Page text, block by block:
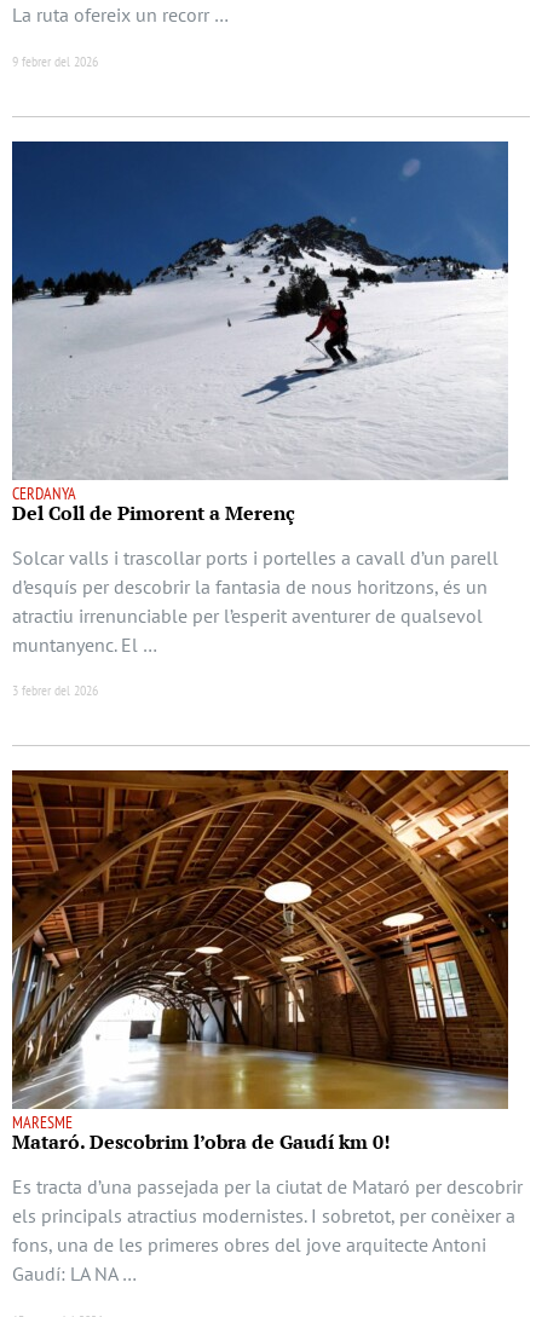
La ruta ofereix un recorr …
9 febrer del 2026
CERDANYA
Del Coll de Pimorent a Merenç
Solcar valls i trascollar ports i portelles a cavall d’un parell
d’esquís per descobrir la fantasia de nous horitzons, és un
atractiu irrenunciable per l’esperit aventurer de qualsevol
muntanyenc. El …
3 febrer del 2026
MARESME
Mataró. Descobrim l’obra de Gaudí km 0!
Es tracta d’una passejada per la ciutat de Mataró per descobrir
els principals atractius modernistes. I sobretot, per conèixer a
fons, una de les primeres obres del jove arquitecte Antoni
Gaudí: LA NA …